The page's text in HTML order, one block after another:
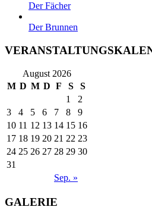
Der Fächer
Der Brunnen
August 2026
M D M D F S S
Sep. »
1
2
3
4 5 6 7 8
9
10 11 12 13 14 15 16
17 18 19 20 21 22 23
24 25 26 27 28 29 30
31
GALERIE